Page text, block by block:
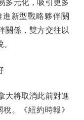
多元化，吸引更多
新型戰略夥伴關
關係，雙方交往以
將取消此前對進
。《紐約時報》